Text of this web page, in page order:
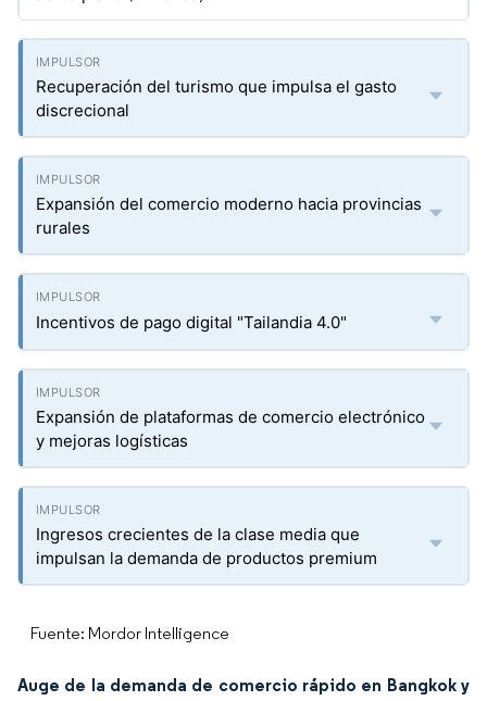
Recuperación del turismo que impulsa el gasto
discrecional
Expansión del comercio moderno hacia provincias
rurales
Incentivos de pago digital "Tailandia 4.0"
Expansión de plataformas de comercio electrónico
y mejoras logísticas
Ingresos crecientes de la clase media que
impulsan la demanda de productos premium
Fuente: Mordor Intelligence
Auge de la demanda de comercio rápido en Bangkok y